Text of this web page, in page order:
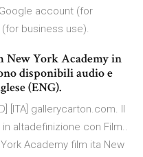
account (for
business use).
New York Academy in
disponibili audio e
(ENG).
[ITA] gallerycarton.com. Il
altadefinizione con Film..
Academy film ita New